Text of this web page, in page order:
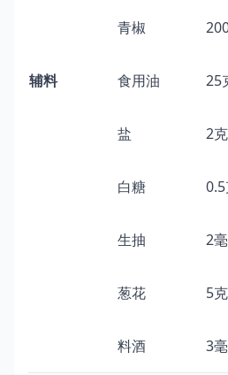
青椒
辅料 食用油 25
盐 2克
白糖
生抽 2
葱花 5克
料酒 3